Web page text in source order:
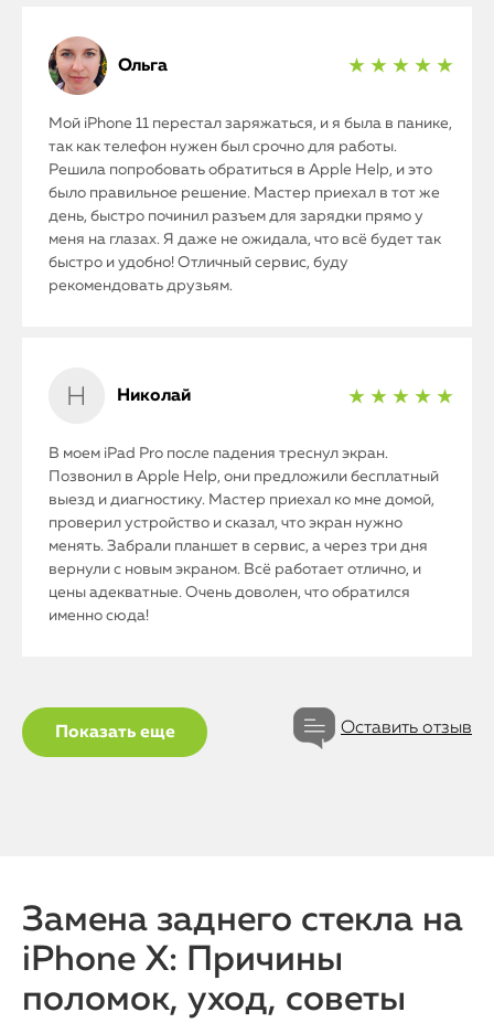
iPhone
Ольга ★ ★ ★ ★ ★
Мой iPhone 11 перестал заряжаться, и я была в панике,
так как телефон нужен был срочно для работы.
Решила попробовать обратиться в Apple Help, и это
было правильное решение. Мастер приехал в тот же
день, быстро починил разъем для зарядки прямо у
меня на глазах. Я даже не ожидала, что всё будет так
быстро и удобно! Отличный сервис, буду
рекомендовать друзьям.
Николай ★ ★ ★ ★ ★
В моем iPad Pro после падения треснул экран.
Позвонил в Apple Help, они предложили бесплатный
выезд и диагностику. Мастер приехал ко мне домой,
проверил устройство и сказал, что экран нужно
менять. Забрали планшет в сервис, а через три дня
вернули с новым экраном. Всё работает отлично, и
цены адекватные. Очень доволен, что обратился
именно сюда!
Показать еще Оставить отзыв
Замена заднего стекла на
iPhone X: Причины
поломок, уход, советы